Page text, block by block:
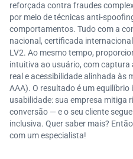
reforçada contra fraudes
por meio de técnicas anti-
comportamentos. Tudo com a
nacional, certificada
LV2. Ao mesmo tempo,
intuitiva ao usuário, com
real e acessibilidade alinhada às
AAA). O resultado é um equilíbrio
usabilidade: sua empresa mitiga
conversão — e o seu cliente
inclusiva. Quer saber mais? Então
com um especialista!